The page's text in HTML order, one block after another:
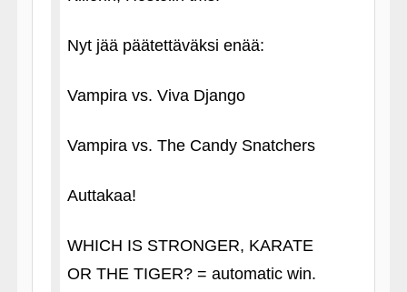
Nyt jää päätettäväksi enää:
Vampira vs. Viva Django
Vampira vs. The Candy Snatchers
Auttakaa!
WHICH IS STRONGER, KARATE
OR THE TIGER? = automatic win.